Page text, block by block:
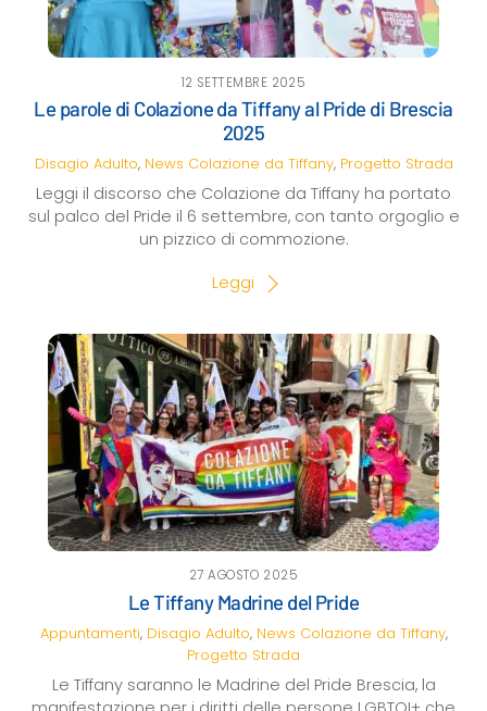
12 SETTEMBRE 2025
Le parole di Colazione da Tiffany al Pride di Brescia
2025
Disagio Adulto, News Colazione da Tiffany, Progetto Strada
Leggi il discorso che Colazione da Tiffany ha portato
sul palco del Pride il 6 settembre, con tanto orgoglio e
un pizzico di commozione.
Leggi
27 AGOSTO 2025
Le Tiffany Madrine del Pride
Appuntamenti, Disagio Adulto, News Colazione da Tiffany,
Progetto Strada
Le Tiffany saranno le Madrine del Pride Brescia, la